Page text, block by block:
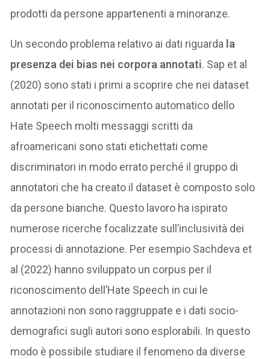
prodotti da persone appartenenti a minoranze.
Un secondo problema relativo ai dati riguarda la
presenza dei bias nei corpora annotati. Sap et al
(2020) sono stati i primi a scoprire che nei dataset
annotati per il riconoscimento automatico dello
Hate Speech molti messaggi scritti da
afroamericani sono stati etichettati come
discriminatori in modo errato perché il gruppo di
annotatori che ha creato il dataset è composto solo
da persone bianche. Questo lavoro ha ispirato
numerose ricerche focalizzate sull’inclusività dei
processi di annotazione. Per esempio Sachdeva et
al (2022) hanno sviluppato un corpus per il
riconoscimento dell’Hate Speech in cui le
annotazioni non sono raggruppate e i dati socio-
demografici sugli autori sono esplorabili. In questo
modo è possibile studiare il fenomeno da diverse